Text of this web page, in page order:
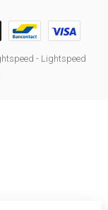
- Lightspeed